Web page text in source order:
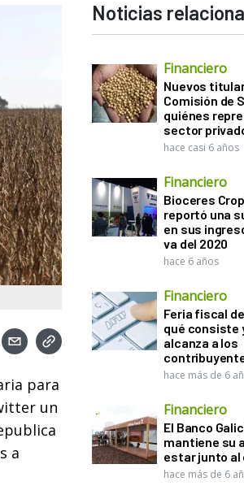
para
un
a
Noticias
Financiero
Nuevos
Comisión de
quiénes
sector
hace casi 6 años
Financiero
Bioceres
reportó una
en sus
va del 2020
hace 6 años
Financiero
Feria fiscal
qué consiste
alcanza a los
hace más de 6
Financiero
El Banco
mantiene su
estar junto al
hace más de 6